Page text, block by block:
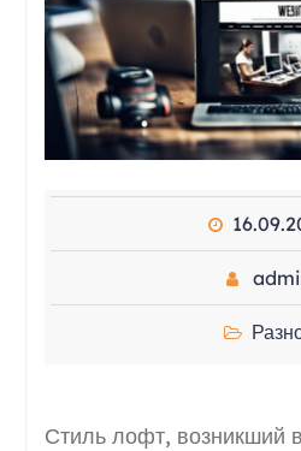
Стиль лофт, возникший